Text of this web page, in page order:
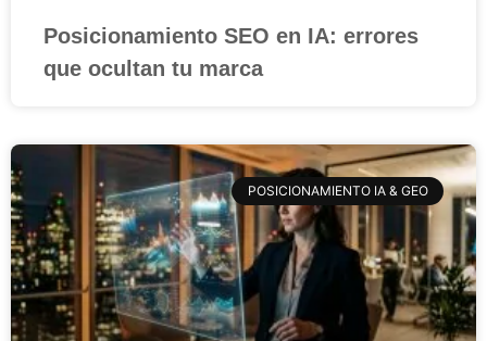
Posicionamiento SEO en IA: errores
que ocultan tu marca
POSICIONAMIENTO IA & GEO